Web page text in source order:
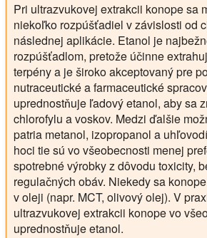
Pri ultrazvukovej extrakcii konope sa
niekoľko rozpúšťadiel v závislosti od
následnej aplikácie. Etanol je
rozpúšťadlom, pretože účinne
terpény a je široko akceptovaný pre
nutraceutické a farmaceutické
uprednostňuje ľadový etanol, aby sa
chlorofylu a voskov. Medzi ďalšie
patria metanol, izopropanol a
hoci tie sú vo všeobecnosti menej
spotrebné výrobky z dôvodu toxicity,
regulačných obáv. Niekedy sa
v oleji (napr. MCT, olivový olej). V
ultrazvukovej extrakcii konope vo
uprednostňuje etanol.